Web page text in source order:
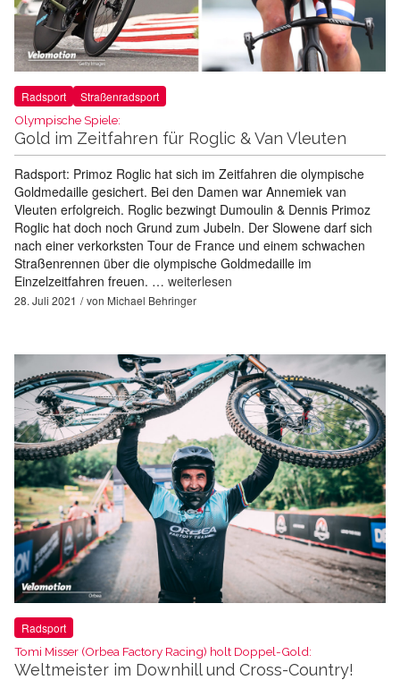
Radsport Straßenradsport
Olympische Spiele:
Gold im Zeitfahren für Roglic & Van Vleuten
Radsport: Primoz Roglic hat sich im Zeitfahren die olympische
Goldmedaille gesichert. Bei den Damen war Annemiek van
Vleuten erfolgreich. Roglic bezwingt Dumoulin & Dennis Primoz
Roglic hat doch noch Grund zum Jubeln. Der Slowene darf sich
nach einer verkorksten Tour de France und einem schwachen
Straßenrennen über die olympische Goldmedaille im
Einzelzeitfahren freuen. … weiterlesen
28. Juli 2021 von Michael Behringer
Radsport
Tomi Misser (Orbea Factory Racing) holt Doppel-Gold:
Weltmeister im Downhill und Cross-Country!